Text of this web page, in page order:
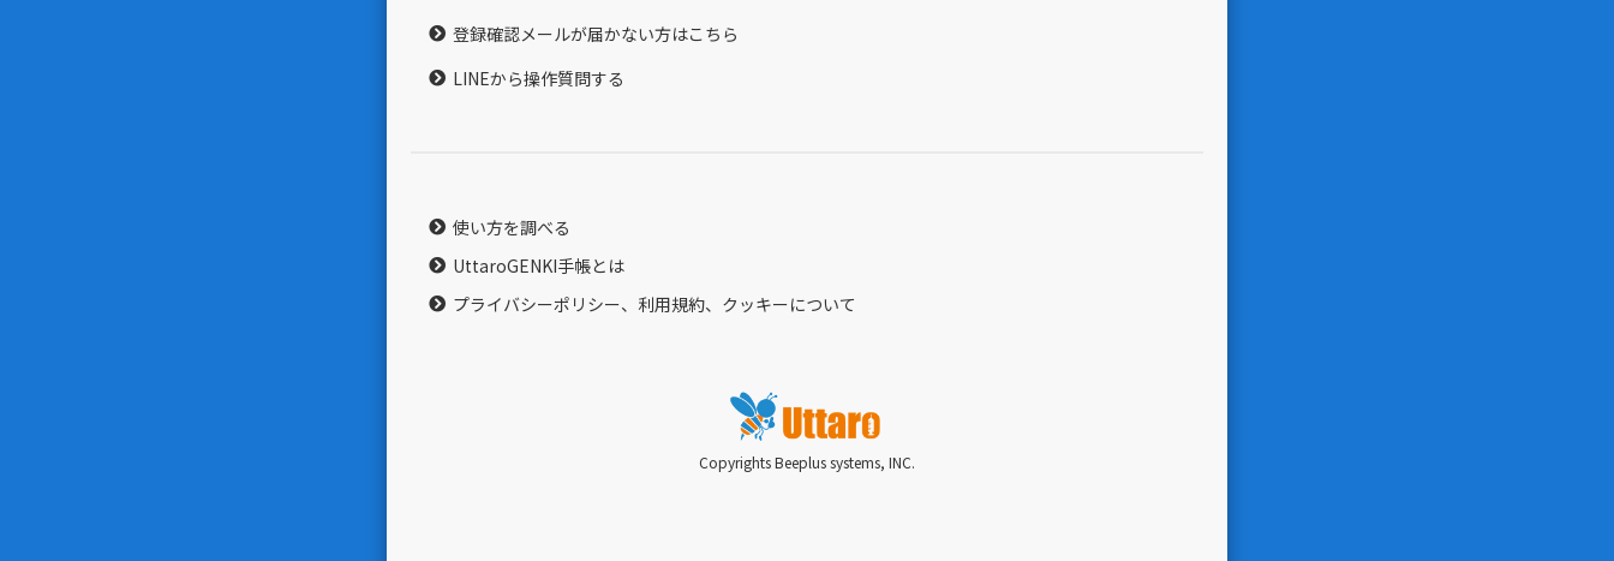
登録確認メールが届かない方はこちら
LINEから操作質問する
使い方を調べる
UttaroGENKI手帳とは
プライバシーポリシー、利用規約、クッキーについて
Copyrights Beeplus systems, INC.